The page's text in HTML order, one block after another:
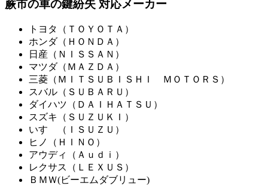
蕨市の車の鍵紛失 対応メーカー
トヨタ（ＴＯＹＯＴＡ）
ホンダ（ＨＯＮＤＡ）
日産（ＮＩＳＳＡＮ）
マツダ（ＭＡＺＤＡ）
三菱（ＭＩＴＳＵＢＩＳＨＩ ＭＯＴＯＲＳ）
スバル（ＳＵＢＡＲＵ）
ダイハツ（ＤＡＩＨＡＴＳＵ）
スズキ（ＳＵＺＵＫＩ）
いすゞ（ＩＳＵＺＵ）
ヒノ（ＨＩＮＯ）
アウディ（Ａｕｄｉ）
レクサス（ＬＥＸＵＳ）
ＢＭＷ(ビーエムダブリュー)